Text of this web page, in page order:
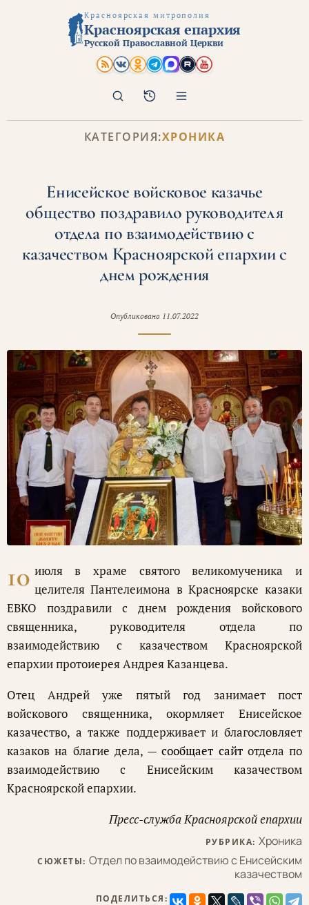
Красноярская митрополия
Красноярская епархия
Русской Православной Церкви
Архив
Поиск
КАТЕГОРИЯ:ХРОНИКА
Енисейское войсковое казачье
общество поздравило руководителя
отдела по взаимодействию с
казачеством Красноярской епархии с
днем рождения
Опубликовано 11.07.2022
10 июля в храме святого великомученика и
целителя Пантелеимона в Красноярске казаки
ЕВКО поздравили с днем рождения войскового
священника, руководителя отдела по
взаимодействию с казачеством Красноярской
епархии протоиерея Андрея Казанцева.
Отец Андрей уже пятый год занимает пост
войскового священника, окормляет Енисейское
казачество, а также поддерживает и благословляет
казаков на благие дела, —сообщает сайтотдела по
взаимодействию с Енисейским казачеством
Красноярской епархии.
Пресс-служба Красноярской епархии
РУБРИКА: Хроника
СЮЖЕТЫ: Отдел по взаимодействию с Енисейским
казачеством
ПОДЕЛИТЬСЯ: